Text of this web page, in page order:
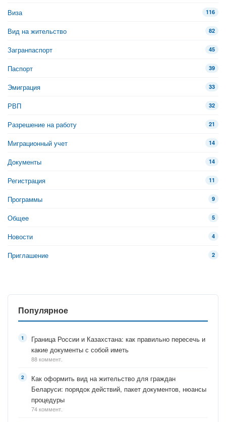
Виза 116
Вид на жительство 82
Загранпаспорт 45
Паспорт 39
Эмиграция 33
РВП 32
Разрешение на работу 21
Миграционный учет 14
Документы 14
Регистрация 11
Программы 9
Общее 5
Новости 4
Приглашение 2
Популярное
Граница России и Казахстана: как правильно пересечь и
какие документы с собой иметь
88 коммент.
Как оформить вид на жительство для граждан
Беларуси: порядок действий, пакет документов, нюансы
процедуры
74 коммент.